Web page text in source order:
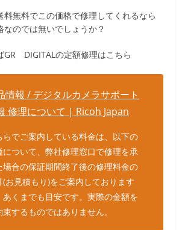
料無料でこの価格で修理してくれるなら
なのでは無いでしょうか？
GR DIGITALの定額修理はこちら
情報 / デジタルカメラサポート
修理について | Ricoh Japan
らでご案内している料金は、以下の
について、弊社修理窓口で修理を承
場合の保証期間終了後の修理料金の
(お見積もり)をご案内しております
あくまでも目安です。実際の金額を
束するものではありません。